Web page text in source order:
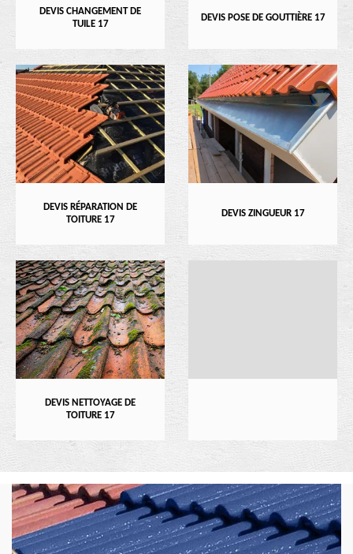
DEVIS CHANGEMENT DE
TUILE 17
DEVIS POSE DE GOUTTIÈRE 17
DEVIS RÉPARATION DE
TOITURE 17
DEVIS ZINGUEUR 17
DEVIS NETTOYAGE DE
TOITURE 17